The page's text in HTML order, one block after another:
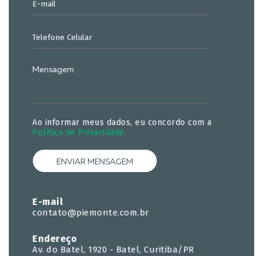
Ao informar meus dados, eu concordo com a
Política de Privacidade.
ENVIAR MENSAGEM
E-mail
contato@piemonte.com.br
Endereço
Av. do Batel, 1920 - Batel, Curitiba/PR